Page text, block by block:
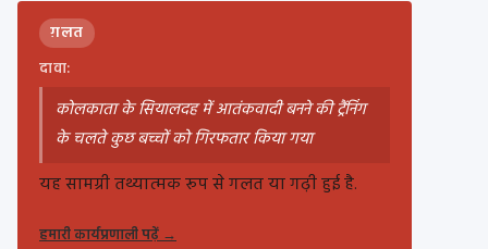
ग़लत
दावा:
कोलकाता के सियालदह में आतंकवादी बनने की ट्रैंनिंग
के चलते कुछ बच्चों को गिरफतार किया गया
यह सामग्री तथ्यात्मक रूप से गलत या गढ़ी हुई है.
हमारी कार्यप्रणाली पढ़ें→